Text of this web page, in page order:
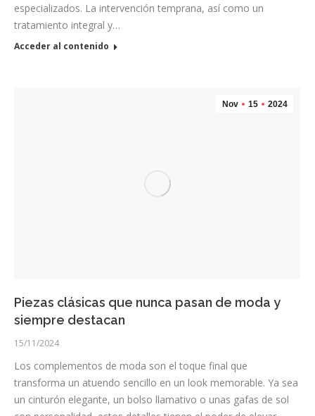
especializados. La intervención temprana, así como un
tratamiento integral y…
Acceder al contenido
Nov 15 2024
Piezas clásicas que nunca pasan de moda y
siempre destacan
15/11/2024
Los complementos de moda son el toque final que
transforma un atuendo sencillo en un look memorable. Ya sea
un cinturón elegante, un bolso llamativo o unas gafas de sol